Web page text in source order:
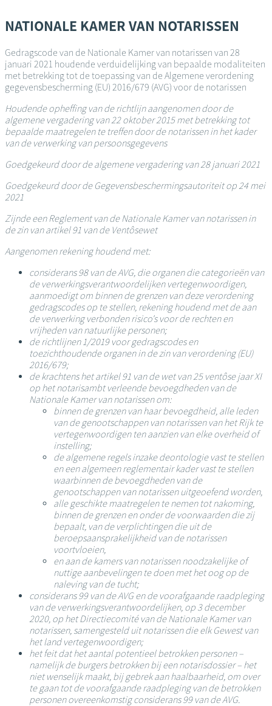
en
naar
inhoud
gaan
NATIONALE KAMER VAN NOTARISSEN
Gedragscode van de Nationale Kamer van notarissen van 28
januari 2021 houdende verduidelijking van bepaalde modaliteiten
met betrekking tot de toepassing van de Algemene verordening
gegevensbescherming (EU) 2016/679 (AVG) voor de notarissen
Houdende opheffing van de richtlijn aangenomen door de
algemene vergadering van 22 oktober 2015 met betrekking tot
bepaalde maatregelen te treffen door de notarissen in het kader
van de verwerking van persoonsgegevens
Goedgekeurd door de algemene vergadering van 28 januari 2021
Goedgekeurd door de Gegevensbeschermingsautoriteit op 24 mei
2021
Zijnde een Reglement van de Nationale Kamer van notarissen in
de zin van artikel 91 van de Ventôsewet
Aangenomen rekening houdend met:
considerans 98 van de AVG, die organen die categorieën van
de verwerkingsverantwoordelijken vertegenwoordigen,
aanmoedigt om binnen de grenzen van deze verordening
gedragscodes op te stellen, rekening houdend met de aan
de verwerking verbonden risico's voor de rechten en
vrijheden van natuurlijke personen;
de richtlijnen 1/2019 voor gedragscodes en
toezichthoudende organen in de zin van verordening (EU)
2016/679;
de krachtens het artikel 91 van de wet van 25 ventôse jaar XI
op het notarisambt verleende bevoegdheden van de
Nationale Kamer van notarissen om:
binnen de grenzen van haar bevoegdheid, alle leden
van de genootschappen van notarissen van het Rijk te
vertegenwoordigen ten aanzien van elke overheid of
instelling;
de algemene regels inzake deontologie vast te stellen
en een algemeen reglementair kader vast te stellen
waarbinnen de bevoegdheden van de
genootschappen van notarissen uitgeoefend worden,
alle geschikte maatregelen te nemen tot nakoming,
binnen de grenzen en onder de voorwaarden die zij
bepaalt, van de verplichtingen die uit de
beroepsaansprakelijkheid van de notarissen
voortvloeien,
en aan de kamers van notarissen noodzakelijke of
nuttige aanbevelingen te doen met het oog op de
naleving van de tucht;
considerans 99 van de AVG en de voorafgaande raadpleging
van de verwerkingsverantwoordelijken, op 3 december
2020, op het Directiecomité van de Nationale Kamer van
notarissen, samengesteld uit notarissen die elk Gewest van
het land vertegenwoordigen;
het feit dat het aantal potentieel betrokken personen –
namelijk de burgers betrokken bij een notarisdossier – het
niet wenselijk maakt, bij gebrek aan haalbaarheid, om over
te gaan tot de voorafgaande raadpleging van de betrokken
personen overeenkomstig considerans 99 van de AVG.